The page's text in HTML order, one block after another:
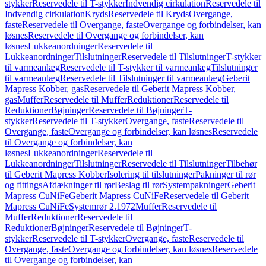
stykkerReservedele til T-stykkerIndvendig cirkulationReservedele til
Indvendig cirkulationKrydsReservedele til KrydsOvergange,
fasteReservedele til Overgange, fasteOvergange og forbindelser, kan
løsnesReservedele til Overgange og forbindelser, kan
løsnesLukkeanordningerReservedele til
LukkeanordningerTilslutningerReservedele til TilslutningerT-stykker
til varmeanlægReservedele til T-stykker til varmeanlægTilslutninger
til varmeanlægReservedele til Tilslutninger til varmeanlægGeberit
Mapress Kobber, gasReservedele til Geberit Mapress Kobber,
gasMufferReservedele til MufferReduktionerReservedele til
ReduktionerBøjningerReservedele til BøjningerT-
stykkerReservedele til T-stykkerOvergange, fasteReservedele til
Overgange, fasteOvergange og forbindelser, kan løsnesReservedele
til Overgange og forbindelser, kan
løsnesLukkeanordningerReservedele til
LukkeanordningerTilslutningerReservedele til TilslutningerTilbehør
til Geberit Mapress KobberIsolering til tilslutningerPakninger til rør
og fittingsAfdækninger til rørBeslag til rørSystempakningerGeberit
Mapress CuNiFeGeberit Mapress CuNiFeReservedele til Geberit
Mapress CuNiFeSystemrør 2.1972MufferReservedele til
MufferReduktionerReservedele til
ReduktionerBøjningerReservedele til BøjningerT-
stykkerReservedele til T-stykkerOvergange, fasteReservedele til
Overgange, fasteOvergange og forbindelser, kan løsnesReservedele
til Overgange og forbindelser, kan